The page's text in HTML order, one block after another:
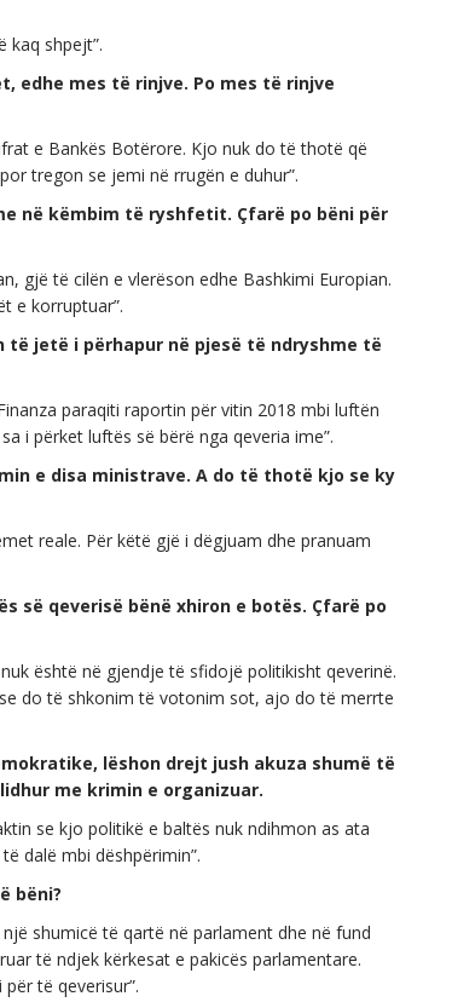
kaq shpejt”.
edhe mes të rinjve. Po mes të rinjve
e Bankës Botërore. Kjo nuk do të thotë që
tregon se jemi në rrugën e duhur”.
në këmbim të ryshfetit. Çfarë po bëni për
gjë të cilën e vlerëson edhe Bashkimi Europian.
e korruptuar”.
jetë i përhapur në pjesë të ndryshme të
paraqiti raportin për vitin 2018 mbi luftën
i përket luftës së bërë nga qeveria ime”.
e disa ministrave. A do të thotë kjo se ky
reale. Për këtë gjë i dëgjuam dhe pranuam
së qeverisë bënë xhiron e botës. Çfarë po
është në gjendje të sfidojë politikisht qeverinë.
do të shkonim të votonim sot, ajo do të merrte
lëshon drejt jush akuza shumë të
me krimin e organizuar.
se kjo politikë e baltës nuk ndihmon as ata
dalë mbi dëshpërimin”.
bëni?
shumicë të qartë në parlament dhe në fund
të ndjek kërkesat e pakicës parlamentare.
të qeverisur”.